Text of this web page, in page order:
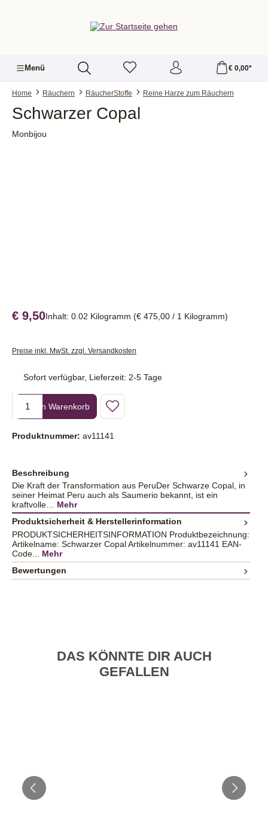
Menü € 0,00*
Home Räuchern RäucherStoffe Reine Harze zum Räuchern
Schwarzer Copal
Monbijou
€ 9,50Inhalt: 0.02 Kilogramm (€ 475,00 / 1 Kilogramm)
Preise inkl. MwSt. zzgl. Versandkosten
Sofort verfügbar, Lieferzeit: 2-5 Tage
Produkt Anzahl: Gib den gewünschten Wert ein oder benutze die
In den Warenkorb
Produktnummer: av11141
Beschreibung
Die Kraft der Transformation aus PeruDer Schwarze Copal, in
seiner Heimat Peru auch als Saumerio bekannt, ist ein
kraftvolle… Mehr
Produktsicherheit & Herstellerinformation
PRODUKTSICHERHEITSINFORMATION Produktbezeichnung:
Artikelname: Schwarzer Copal Artikelnummer: av11141 EAN-
Code... Mehr
Bewertungen
DAS KÖNNTE DIR AUCH
GEFALLEN